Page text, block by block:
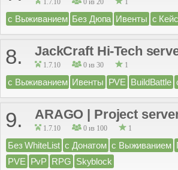
1.7.10 0 из 20 1
с Выживанием Без Дюпа Ивенты с
8. JackCraft Hi-Tech
1.7.10 0 из 30 1
с Выживанием Ивенты PVE BuildBattle
9. ARAGO | Project
1.7.10 0 из 100 1
Без WhiteList с Донатом с Выживанием
PVE PvP RPG Skyblock